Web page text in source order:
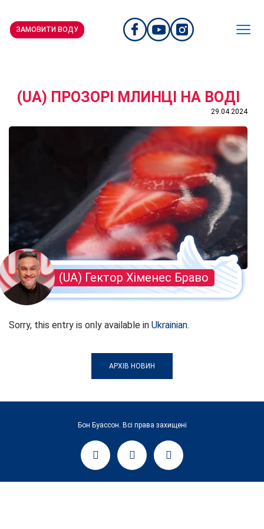
ЗАМОВИТИ ВОДУ
(UA) ПРОЗОРІ МЛИНЦІ НА ВОДІ
29.04.2024
(UA) Гектор Хіменес Браво
Sorry, this entry is only available in Ukrainian.
АРХІВ НОВИН
Бон Буассон. Всі права захищені